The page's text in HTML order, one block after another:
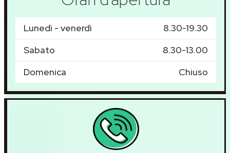
Lunedì - venerdì
8.30-19.30
Sabato
8.30-13.00
Domenica
Chiuso